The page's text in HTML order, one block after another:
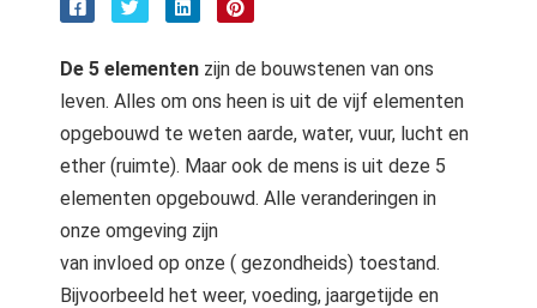
De 5 elementen zijn de bouwstenen van ons
leven. Alles om ons heen is uit de vijf elementen
opgebouwd te weten aarde, water, vuur, lucht en
ether (ruimte). Maar ook de mens is uit deze 5
elementen opgebouwd. Alle veranderingen in
onze omgeving zijn
van invloed op onze ( gezondheids) toestand.
Bijvoorbeeld het weer, voeding, jaargetijde en